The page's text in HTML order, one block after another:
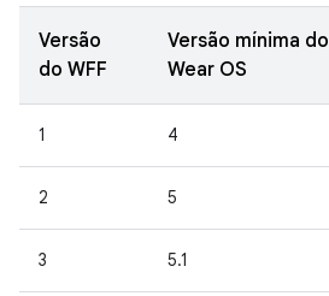
Versão
do WFF
Versão mínima do
Wear OS
1 4
2 5
3 5.1